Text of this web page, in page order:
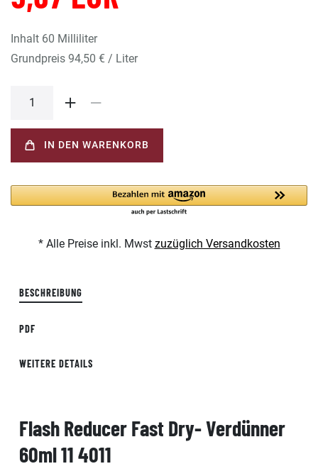
Inhalt 60 Milliliter
Grundpreis 94,50 € / Liter
IN DEN WARENKORB
* Alle Preise inkl. Mwst zuzüglich Versandkosten
BESCHREIBUNG
PDF
WEITERE DETAILS
Flash Reducer Fast Dry- Verdünner
60ml 11 4011